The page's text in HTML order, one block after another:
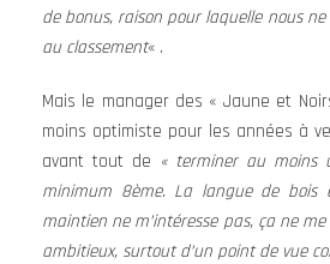
de bonus, raison pour laquelle nous
au classement« .
Mais le manager des « Jaune et
moins optimiste pour les années à
avant tout de « terminer au moins
minimum 8ème. La langue de bois
maintien ne m’intéresse pas, ça ne
ambitieux, surtout d’un point de vue